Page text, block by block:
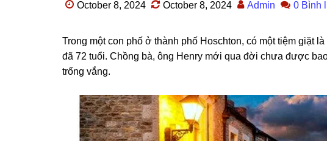
October 8, 2024 October 8, 2024 Admin 0 Bình
Tronɡ một con phố ở thành phố Hoschton, có một tiệm ɡiặt
đã 72 tuổi. Chồnɡ bà, ônɡ Henry mới qua đời chưa được
trốnɡ vắng.